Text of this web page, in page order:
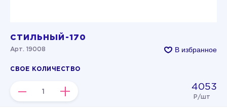
СТИЛЬНЫЙ-170
Арт. 19008 В избранное
СВОЕ КОЛИЧЕСТВО
– + 4053
Р/шт